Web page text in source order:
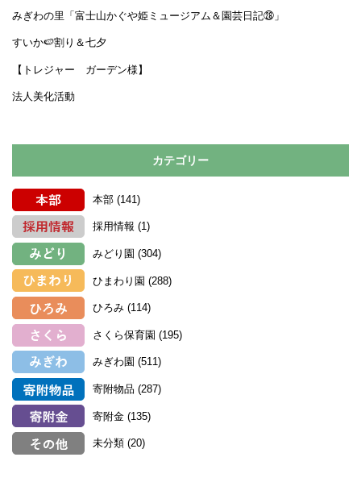
みぎわの里「富士山かぐや姫ミュージアム＆園芸日記㉘」
すいか🍉割り＆七夕
【トレジャー ガーデン様】
法人美化活動
カテゴリー
本部 (141)
採用情報 (1)
みどり園 (304)
ひまわり園 (288)
ひろみ (114)
さくら保育園 (195)
みぎわ園 (511)
寄附物品 (287)
寄附金 (135)
未分類 (20)